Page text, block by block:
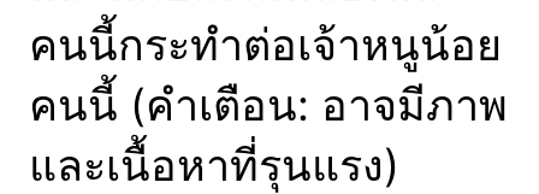
คนนี้กระทำต่อเจ้าหนูน้อย
คนนี้ (คำเตือน: อาจมีภาพ
และเนื้อหาที่รุนแรง)